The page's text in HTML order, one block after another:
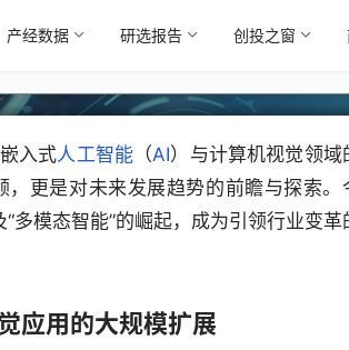
产经数据 研选报告 创投之窗
入式人工智能 （AI）与计算机视觉领域
更是对未来发展趋势的前瞻与探索。
模态智能”的崛起，成为引领行业变革
应用的大规模扩展